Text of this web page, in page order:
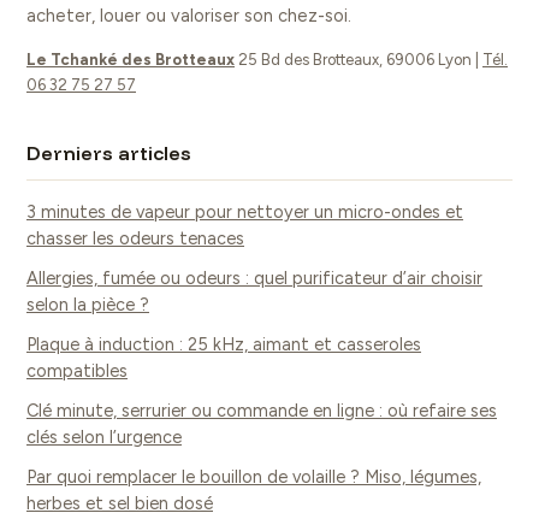
acheter, louer ou valoriser son chez-soi.
Le Tchanké des Brotteaux 25 Bd des Brotteaux, 69006 Lyon
Tél.
06 32 75 27 57
Derniers articles
3 minutes de vapeur pour nettoyer un micro-ondes et
chasser les odeurs tenaces
Allergies, fumée ou odeurs : quel purificateur d’air choisir
selon la pièce ?
Plaque à induction : 25 kHz, aimant et casseroles
compatibles
Clé minute, serrurier ou commande en ligne : où refaire ses
clés selon l’urgence
Par quoi remplacer le bouillon de volaille ? Miso, légumes,
herbes et sel bien dosé